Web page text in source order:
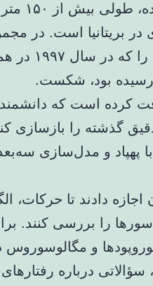
یکی از
در بریتانیا است. در
پنج‌گانه
کرده است که
گذشته را بازسازی
پهپاد و مدل‌سازی
اجازه دادند تا حرکات،
را بررسی کنند.
و مگالوسوروس
درباره